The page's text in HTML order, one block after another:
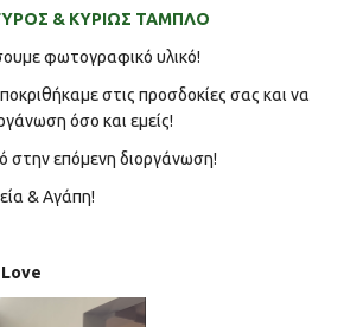
& ΚΥΡΙΩΣ ΤΑΜΠΛΟ
φωτογραφικό υλικό!
στις προσδοκίες σας και να
όσο και εμείς!
στην επόμενη διοργάνωση!
& Αγάπη!